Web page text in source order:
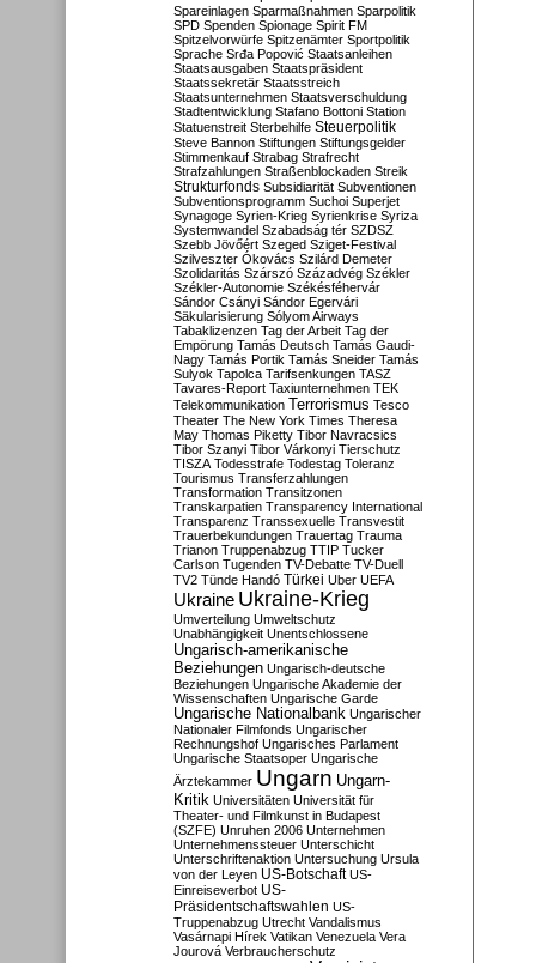
Spareinlagen Sparmaßnahmen Sparpolitik
SPD Spenden Spionage Spirit FM
Spitzelvorwürfe Spitzenämter Sportpolitik
Sprache Srđa Popović Staatsanleihen
Staatsausgaben Staatspräsident
Staatssekretär Staatsstreich
Staatsunternehmen Staatsverschuldung
Stadtentwicklung Stafano Bottoni Station
Statuenstreit Sterbehilfe Steuerpolitik
Steve Bannon Stiftungen Stiftungsgelder
Stimmenkauf Strabag Strafrecht
Strafzahlungen Straßenblockaden Streik
Strukturfonds Subsidiarität Subventionen
Subventionsprogramm Suchoi Superjet
Synagoge Syrien-Krieg Syrienkrise Syriza
Systemwandel Szabadság tér SZDSZ
Szebb Jövőért Szeged Sziget-Festival
Szilveszter Ókovács Szilárd Demeter
Szolidaritás Szárszó Századvég Székler
Székler-Autonomie Székésféhervár
Sándor Csányi Sándor Egervári
Säkularisierung Sólyom Airways
Tabaklizenzen Tag der Arbeit Tag der
Empörung Tamás Deutsch Tamás Gaudi-
Nagy Tamás Portik Tamás Sneider Tamás
Sulyok Tapolca Tarifsenkungen TASZ
Tavares-Report Taxiunternehmen TEK
Telekommunikation Terrorismus Tesco
Theater The New York Times Theresa
May Thomas Piketty Tibor Navracsics
Tibor Szanyi Tibor Várkonyi Tierschutz
TISZA Todesstrafe Todestag Toleranz
Tourismus Transferzahlungen
Transformation Transitzonen
Transkarpatien Transparency International
Transparenz Transsexuelle Transvestit
Trauerbekundungen Trauertag Trauma
Trianon Truppenabzug TTIP Tucker
Carlson Tugenden TV-Debatte TV-Duell
TV2 Tünde Handó Türkei Uber UEFA
Ukraine Ukraine-Krieg
Umverteilung Umweltschutz
Unabhängigkeit Unentschlossene
Ungarisch-amerikanische
Beziehungen Ungarisch-deutsche
Beziehungen Ungarische Akademie der
Wissenschaften Ungarische Garde
Ungarische Nationalbank Ungarischer
Nationaler Filmfonds Ungarischer
Rechnungshof Ungarisches Parlament
Ungarische Staatsoper Ungarische
Ärztekammer Ungarn Ungarn-
Kritik Universitäten Universität für
Theater- und Filmkunst in Budapest
(SZFE) Unruhen 2006 Unternehmen
Unternehmenssteuer Unterschicht
Unterschriftenaktion Untersuchung Ursula
von der Leyen US-Botschaft US-
Einreiseverbot US-
Präsidentschaftswahlen US-
Truppenabzug Utrecht Vandalismus
Vasárnapi Hírek Vatikan Venezuela Vera
Jourová Verbraucherschutz